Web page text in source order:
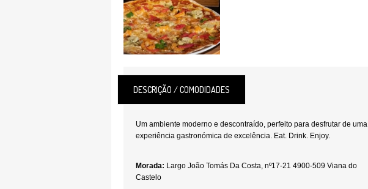
DESCRIÇÃO / COMODIDADES
Um ambiente moderno e descontraído, perfeito para desfrutar de uma
experiência gastronómica de excelência. Eat. Drink. Enjoy.
Morada: Largo João Tomás Da Costa, nº17-21 4900-509 Viana do
Castelo